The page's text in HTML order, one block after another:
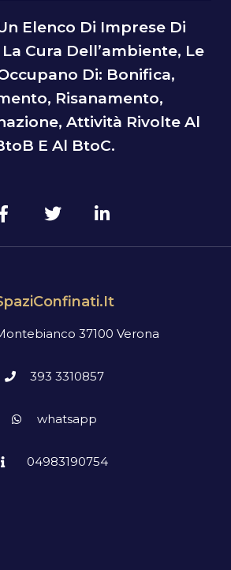
Elenco Di Imprese Di
Cura Dell’ambiente, Le
Di: Bonifica,
Risanamento,
Attività Rivolte Al
E Al BtoC.
37100 Verona
393 3310857
whatsapp
04983190754